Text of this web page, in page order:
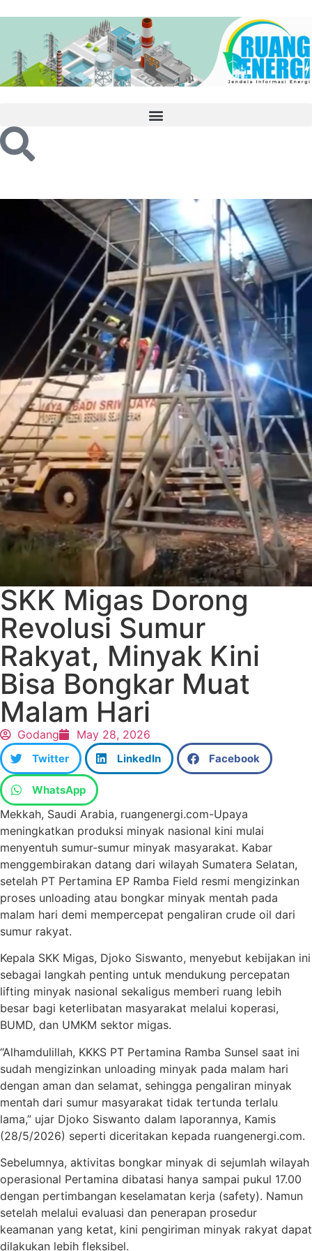
SKK Migas Dorong
Revolusi Sumur
Rakyat, Minyak Kini
Bisa Bongkar Muat
Malam Hari
Godang May 28, 2026
Twitter LinkedIn Facebook
WhatsApp
Mekkah, Saudi Arabia, ruangenergi.com-Upaya
meningkatkan produksi minyak nasional kini mulai
menyentuh sumur-sumur minyak masyarakat. Kabar
menggembirakan datang dari wilayah Sumatera Selatan,
setelah PT Pertamina EP Ramba Field resmi mengizinkan
proses unloading atau bongkar minyak mentah pada
malam hari demi mempercepat pengaliran crude oil dari
sumur rakyat.
Kepala SKK Migas, Djoko Siswanto, menyebut kebijakan ini
sebagai langkah penting untuk mendukung percepatan
lifting minyak nasional sekaligus memberi ruang lebih
besar bagi keterlibatan masyarakat melalui koperasi,
BUMD, dan UMKM sektor migas.
“Alhamdulillah, KKKS PT Pertamina Ramba Sunsel saat ini
sudah mengizinkan unloading minyak pada malam hari
dengan aman dan selamat, sehingga pengaliran minyak
mentah dari sumur masyarakat tidak tertunda terlalu
lama,” ujar Djoko Siswanto dalam laporannya, Kamis
(28/5/2026) seperti diceritakan kepada ruangenergi.com.
Sebelumnya, aktivitas bongkar minyak di sejumlah wilayah
operasional Pertamina dibatasi hanya sampai pukul 17.00
dengan pertimbangan keselamatan kerja (safety). Namun
setelah melalui evaluasi dan penerapan prosedur
keamanan yang ketat, kini pengiriman minyak rakyat dapat
dilakukan lebih fleksibel.